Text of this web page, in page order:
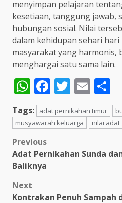
menyimpan pelajaran
kesetiaan, tanggung jawab,
hubungan sosial. Nilai
dalam kehidupan sehari
masyarakat yang harmonis,
menghargai satu sama lain.
WhatsApp
Facebook
Twitter
Email
Tags: adat pernikahan timur
musyawarah keluarga
nilai adat
Post
navigation
Previous
Adat Pernikahan Sunda
Baliknya
Next
Kontrakan Penuh Sampah